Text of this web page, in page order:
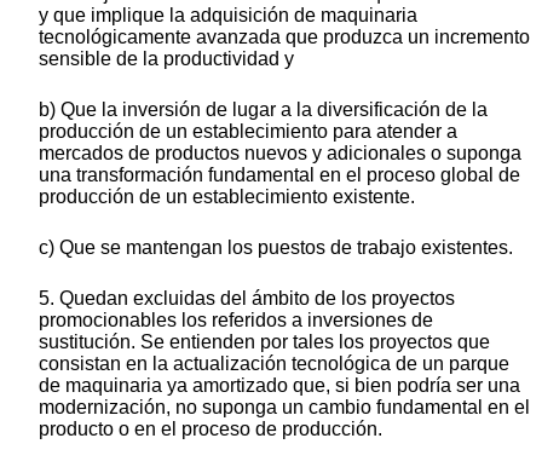
y que implique la adquisición de maquinaria
tecnológicamente avanzada que produzca un incremento
sensible de la productividad y
b) Que la inversión de lugar a la diversificación de la
producción de un establecimiento para atender a
mercados de productos nuevos y adicionales o suponga
una transformación fundamental en el proceso global de
producción de un establecimiento existente.
c) Que se mantengan los puestos de trabajo existentes.
5. Quedan excluidas del ámbito de los proyectos
promocionables los referidos a inversiones de
sustitución. Se entienden por tales los proyectos que
consistan en la actualización tecnológica de un parque
de maquinaria ya amortizado que, si bien podría ser una
modernización, no suponga un cambio fundamental en el
producto o en el proceso de producción.